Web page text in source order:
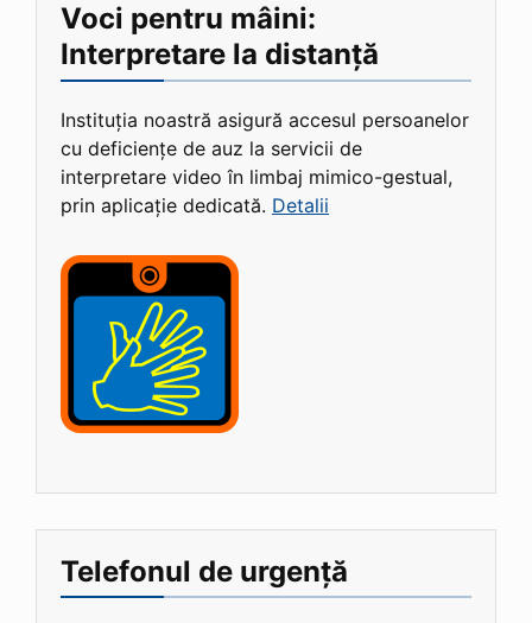
Voci pentru mâini:
Interpretare la distanță
Instituția noastră asigură accesul persoanelor
cu deficiențe de auz la servicii de
interpretare video în limbaj mimico-gestual,
prin aplicație dedicată. Detalii
Telefonul de urgență